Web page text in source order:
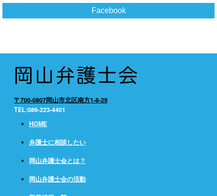
Facebook
〒700-0807岡山市北区南方1-8-29
TEL:086-223-4401
HOME
弁護士に相談したい
岡山弁護士会とは？
岡山弁護士会の活動